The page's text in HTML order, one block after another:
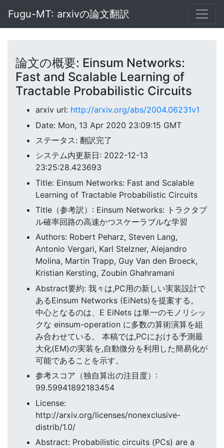
Fugu-MT: arxivの論文翻訳
論文の概要: Einsum Networks:
Fast and Scalable Learning of
Tractable Probabilistic Circuits
arxiv url: http://arxiv.org/abs/2004.06231v1
Date: Mon, 13 Apr 2020 23:09:15 GMT
ステータス: 翻訳完了
システム内更新日: 2022-12-13
23:25:28.423693
Title: Einsum Networks: Fast and Scalable
Learning of Tractable Probabilistic Circuits
Title（参考訳）: Einsum Networks: トラクタブ
ル確率回路の高速かつスケーラブルな学習
Authors: Robert Peharz, Steven Lang,
Antonio Vergari, Karl Stelzner, Alejandro
Molina, Martin Trapp, Guy Van den Broeck,
Kristian Kersting, Zoubin Ghahramani
Abstract要約: 我々は,PC用の新しい実装設計で
あるEinsum Networks (EiNets)を提案する。
中心となるのは、E EiNets は単一のモノリシッ
クな einsum-operation に多数の算術演算を組
み合わせている。 本稿では,PCにおける予測最
大化(EM)の実装を,自動微分を利用した簡易化が
可能であることを示す。
参考スコア（独自算出の注目度）:
99.59941892183454
License:
http://arxiv.org/licenses/nonexclusive-
distrib/1.0/
Abstract: Probabilistic circuits (PCs) are a